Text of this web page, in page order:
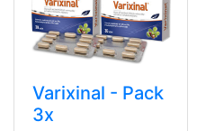
Varixinal - Pack
3x